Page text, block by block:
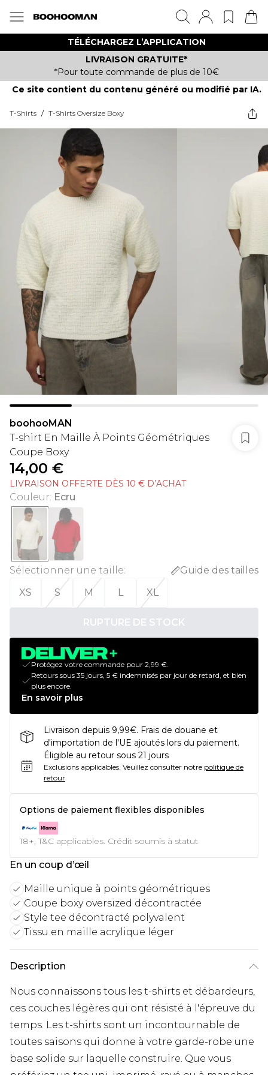
TÉLÉCHARGEZ L’APPLICATION
LIVRAISON GRATUITE*
*Pour toute commande de plus de 10€
Ce site contient du contenu généré ou modifié par IA.
T-Shirts / T-Shirts Oversize Boxy
boohooMAN
T-shirt En Maille À Points Géométriques
Coupe Boxy
14,00 €
LIVRAISON OFFERTE DÈS 10 € D’ACHAT
Couleur: Ecru
Sélectionner une taille:
Guide des tailles
XS
S M L XL
RUPTURE DE STOCK
Protégez votre commande pour 2,99 €.
Retours sous 35 jours, 5 € indemnisés par jour de retard, et bien
plus encore.
En savoir plus
Livraison depuis 9,99€. Frais de douane et
d'importation de l'UE ajoutés lors du paiement.
Éligible au retour sous 21 jours
Exclusions applicables. Veuillez consulter notre politique de
retour
Options de paiement flexibles disponibles
18+, T&C applicables. Crédit soumis à statut
En un coup d’œil
Maille unique à points géométriques
Coupe boxy oversized décontractée
Style tee décontracté polyvalent
Tissu en maille acrylique léger
Description
Nous connaissons tous les t-shirts et débardeurs,
ces couches légères qui ont résisté à l'épreuve du
temps. Les t-shirts sont un incontournable de
toutes saisons qui donne à votre garde-robe une
base solide sur laquelle construire. Que vous